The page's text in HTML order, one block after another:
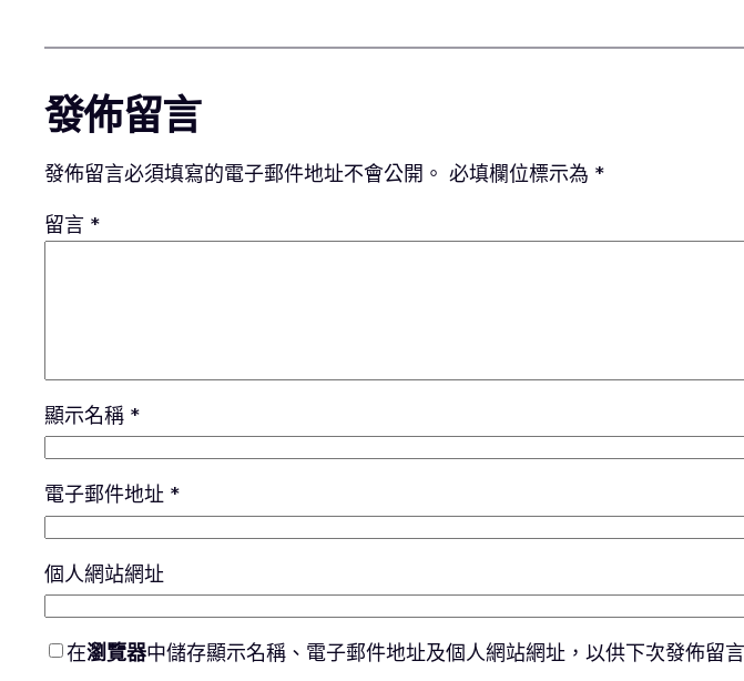
發佈留言
發佈留言必須填寫的電子郵件地址不會公開。 必填欄位標示為 *
留言 *
顯示名稱 *
電子郵件地址 *
個人網站網址
在瀏覽器中儲存顯示名稱、電子郵件地址及個人網站網址，以供下次發佈留